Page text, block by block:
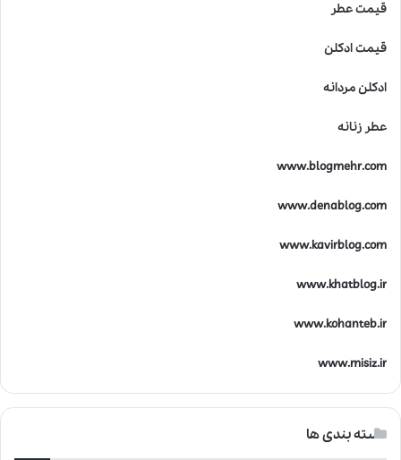
قیمت عطر
قیمت ادکلن
ادکلن مردانه
عطر زنانه
www.blogmehr.com
www.denablog.com
www.kavirblog.com
www.khatblog.ir
www.kohanteb.ir
www.misiz.ir
دسته بندی ها